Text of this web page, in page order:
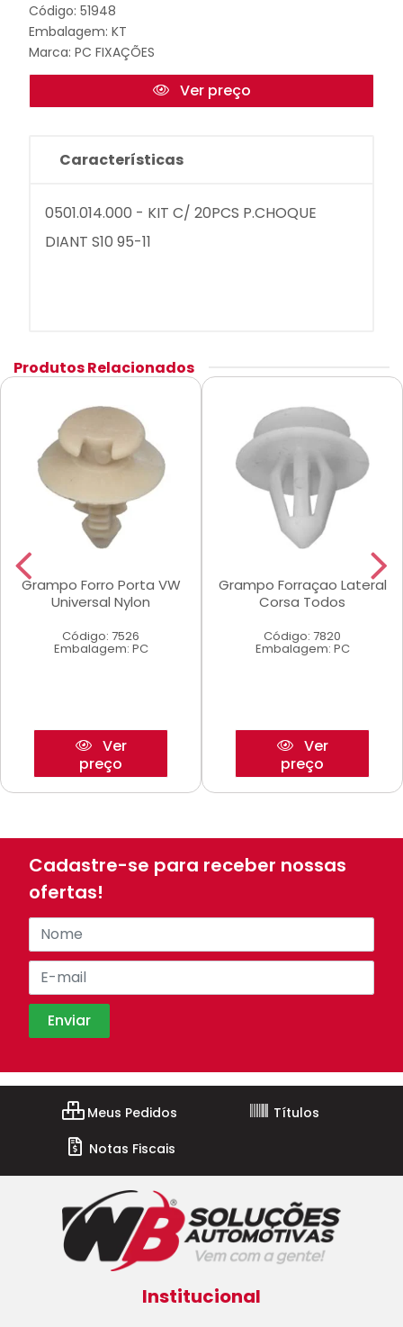
Código: 51948
Embalagem: KT
Marca: PC FIXAÇÕES
Ver preço
Características
0501.014.000 - KIT C/ 20PCS P.CHOQUE
DIANT S10 95-11
Produtos Relacionados
Grampo Forro Porta VW
Universal Nylon
Código: 7526
Embalagem: PC
Ver
preço
Grampo Forraçao Lateral
Corsa Todos
Código: 7820
Embalagem: PC
Ver
preço
Cadastre-se para receber nossas
ofertas!
Meus Pedidos
Títulos
Notas Fiscais
Institucional